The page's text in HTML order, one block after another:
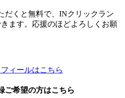
だくと無料で、INクリックラン
ます。応援のほどよろしくお願
ィールはこちら
ご希望の方はこちら